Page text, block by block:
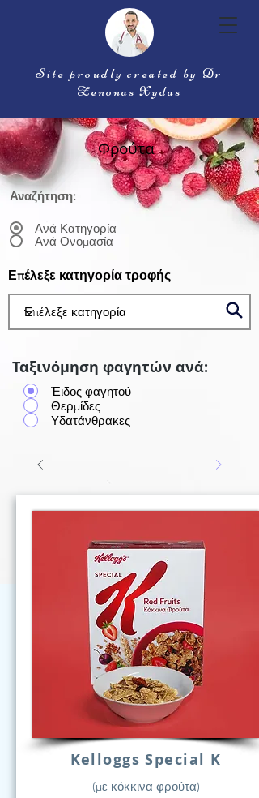
Site proudly created by Dr
Zenonas Xydas
Φρούτα
Αναζήτηση:
Ανά Κατηγορία
Ανά Ονομασία
Επέλεξε κατηγορία τροφής
Ταξινόμηση φαγητών ανά:
Έιδος φαγητού
Θερμίδες
Υδατάνθρακες
Kelloggs Special K
(με κόκκινα φρούτα)